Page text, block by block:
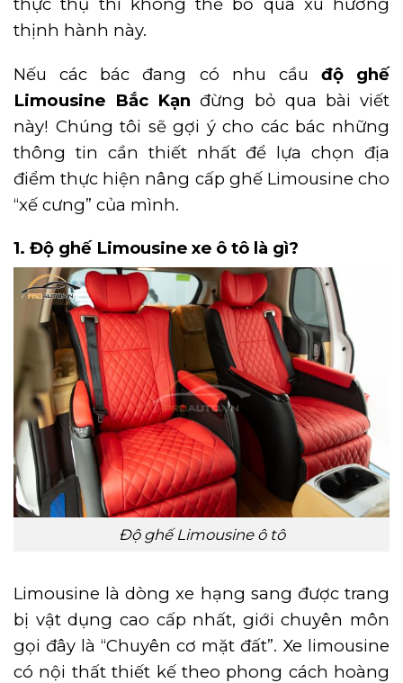
thịnh hành này.
Nếu các bác đang có nhu cầu độ ghế
Limousine Bắc Kạn đừng bỏ qua bài viết
này! Chúng tôi sẽ gợi ý cho các bác những
thông tin cần thiết nhất để lựa chọn địa
điểm thực hiện nâng cấp ghế Limousine cho
“xế cưng” của mình.
1. Độ ghế Limousine xe ô tô là gì?
Độ ghế Limousine ô tô
Limousine là dòng xe hạng sang được trang
bị vật dụng cao cấp nhất, giới chuyên môn
gọi đây là “Chuyên cơ mặt đất”. Xe limousine
có nội thất thiết kế theo phong cách hoàng